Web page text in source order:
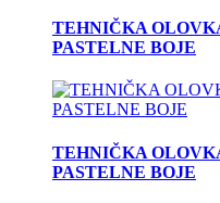
TEHNIČKA
PASTELNE BOJE
TEHNIČKA
PASTELNE BOJE